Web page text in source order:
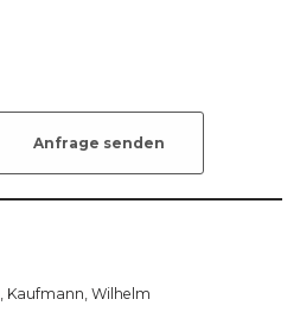
Anfrage senden
Kaufmann, Wilhelm